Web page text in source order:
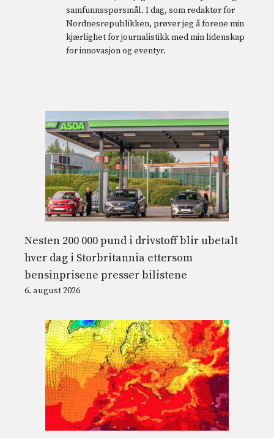
samfunnsspørsmål. I dag, som redaktør for
Nordnesrepublikken, prøver jeg å forene min
kjærlighet for journalistikk med min lidenskap
for innovasjon og eventyr.
Nesten 200 000 pund i drivstoff blir ubetalt
hver dag i Storbritannia ettersom
bensinprisene presser bilistene
6. august 2026